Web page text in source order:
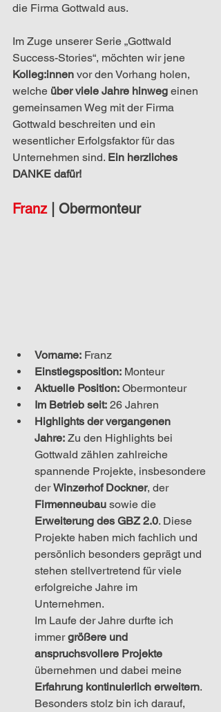
die Firma Gottwald aus.
Im Zuge unserer Serie „Gottwald
Success-Stories“, möchten wir jene
Kolleg:innen vor den Vorhang holen,
welche über viele Jahre hinweg einen
gemeinsamen Weg mit der Firma
Gottwald beschreiten und ein
wesentlicher Erfolgsfaktor für das
Unternehmen sind. Ein herzliches
DANKE dafür!
Franz Obermonteur
Vorname: Franz
Einstiegsposition: Monteur
Aktuelle Position: Obermonteur
Im Betrieb seit: 26 Jahren
Highlights der vergangenen
Jahre: Zu den Highlights bei
Gottwald zählen zahlreiche
spannende Projekte, insbesondere
der Winzerhof Dockner, der
Firmenneubau sowie die
Erweiterung des GBZ 2.0. Diese
Projekte haben mich fachlich und
persönlich besonders geprägt und
stehen stellvertretend für viele
erfolgreiche Jahre im
Unternehmen.
Im Laufe der Jahre durfte ich
immer größere und
anspruchsvollere Projekte
übernehmen und dabei meine
Erfahrung kontinuierlich erweitern.
Besonders stolz bin ich darauf,